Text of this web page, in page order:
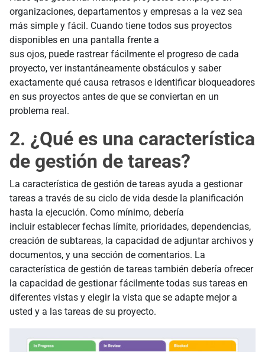
organizaciones, departamentos y empresas a la vez sea
más simple y fácil. Cuando tiene todos sus proyectos
disponibles en una pantalla frente a
sus ojos, puede rastrear fácilmente el progreso de cada
proyecto, ver instantáneamente obstáculos y saber
exactamente qué causa retrasos e identificar bloqueadores
en sus proyectos antes de que se conviertan en un
problema real.
2. ¿Qué es una característica
de gestión de tareas?
La característica de gestión de tareas ayuda a gestionar
tareas a través de su ciclo de vida desde la planificación
hasta la ejecución. Como mínimo, debería
incluir establecer fechas límite, prioridades, dependencias,
creación de subtareas, la capacidad de adjuntar archivos y
documentos, y una sección de comentarios. La
característica de gestión de tareas también debería ofrecer
la capacidad de gestionar fácilmente todas sus tareas en
diferentes vistas y elegir la vista que se adapte mejor a
usted y a las tareas de su proyecto.